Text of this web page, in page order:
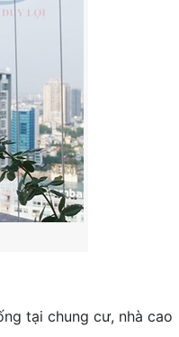
tại chung cư, nhà cao